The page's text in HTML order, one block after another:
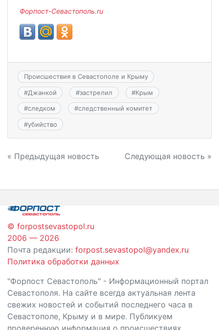
Форпост-Севастополь.ru
Происшествия в Севастополе и Крыму
#Джанкой #застрелил #Крым
#следком #следственный комитет
#убийство
Навигация
записям
« Предыдущая новость Следующая новость »
© forpostsevastopol.ru
2006 — 2026
Почта редакции: forpost.sevastopol@yandex.ru
Политика обработки данных
"Форпост Севастополь" - Информационный портал
Севастополя. На сайте всегда актуальная лента
свежих новостей и событий последнего часа в
Севастополе, Крыму и в мире. Публикуем
проверенную информация о происшествиях,